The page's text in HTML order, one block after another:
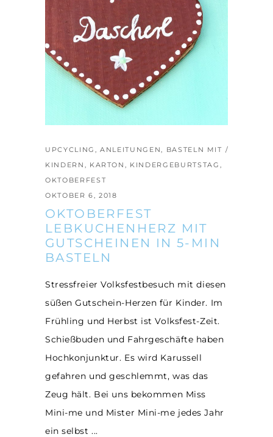
UPCYCLING ,ANLEITUNGEN, BASTELN MIT
KINDERN , KARTON , KINDERGEBURTSTAG ,
OKTOBERFEST
OKTOBER 6, 2018
OKTOBERFEST
LEBKUCHENHERZ MIT
GUTSCHEINEN IN 5-MIN
BASTELN
Stressfreier Volksfestbesuch mit diesen
süßen Gutschein-Herzen für Kinder. Im
Frühling und Herbst ist Volksfest-Zeit.
Schießbuden und Fahrgeschäfte haben
Hochkonjunktur. Es wird Karussell
gefahren und geschlemmt, was das
Zeug hält. Bei uns bekommen Miss
Mini-me und Mister Mini-me jedes Jahr
ein selbst